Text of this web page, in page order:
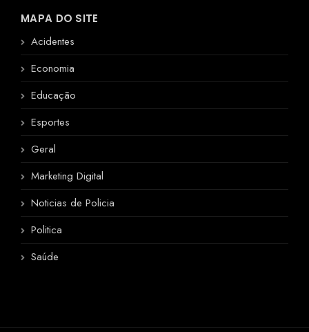
MAPA DO SITE
Acidentes
Economia
Educação
Esportes
Geral
Marketing Digital
Noticias de Policia
Politica
Saúde